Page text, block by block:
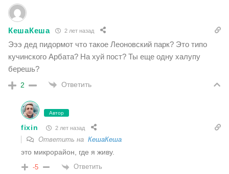
КешаКеша 2 лет назад
Эээ дед пидормот что такое Леоновский парк? Это типо
кучинского Арбата? На хуй пост? Ты еще одну халупу
берешь?
2 Ответить
Автор
fixin 2 лет назад
Ответить на КешаКеша
это микрорайон, где я живу.
-5 Ответить